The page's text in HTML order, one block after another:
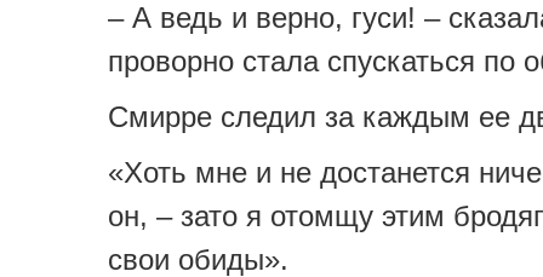
– А ведь и верно, гуси! –
проворно стала спускаться по
Смирре следил за каждым ее
«Хоть мне и не достанется
он, – зато я отомщу этим
свои обиды».